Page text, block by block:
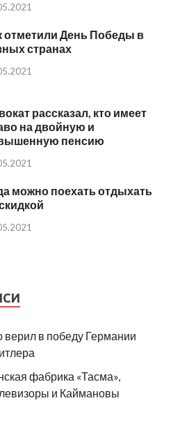
отметили День Победы в
странах
рассказал, кто имеет
на двойную и
пенсию
можно поехать отдыхать
верил в победу Германии
фабрика «Тасма»,
и Каймановы